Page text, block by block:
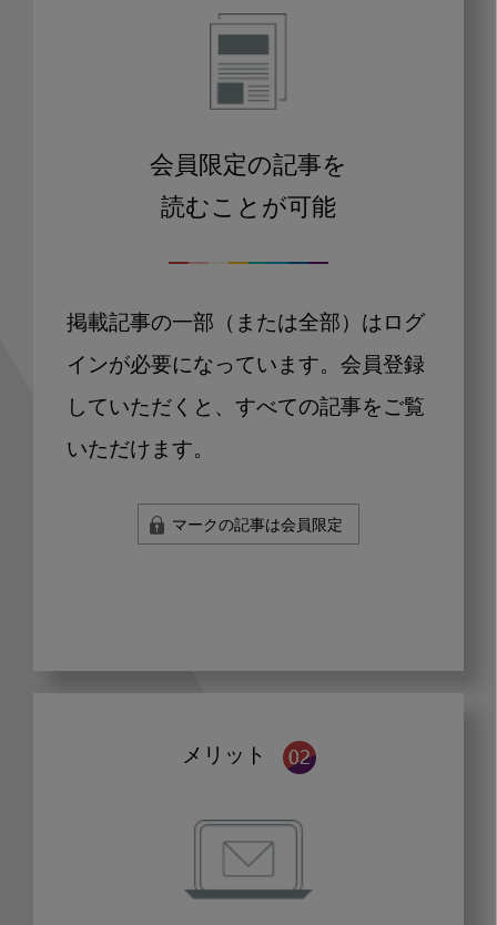
会員限定の記事を
読むことが可能
掲載記事の一部（または全部）はログ
インが必要になっています。会員登録
していただくと、すべての記事をご覧
いただけます。
マークの記事は会員限定
メリット